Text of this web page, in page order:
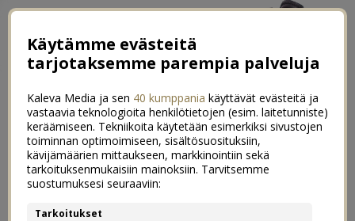
Herkkuja arkeen & grilliin ja
parhaat kastikkeet kaveriksi
Käytämme evästeitä
tarjotaksemme parempia palveluja
Kaleva Media ja sen 40 kumppania käyttävät evästeitä ja
vastaavia teknologioita henkilötietojen (esim. laitetunniste)
keräämiseen. Tekniikoita käytetään esimerkiksi sivustojen
toiminnan optimoimiseen, sisältösuosituksiin,
kävijämäärien mittaukseen, markkinointiin sekä
tarkoituksenmukaisiin mainoksiin. Tarvitsemme
suostumuksesi seuraaviin:
Tarkoitukset